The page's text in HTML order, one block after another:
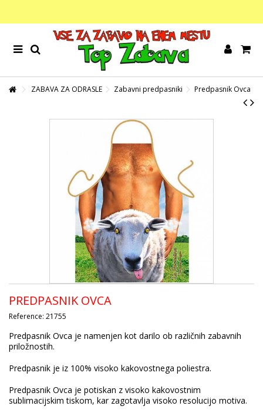
ZABAVA ZA ODRASLE Zabavni predpasniki Predpasnik Ovca
PREDPASNIK OVCA
Reference: 21755
Predpasnik Ovca je namenjen kot darilo ob različnih zabavnih
priložnostih.
Predpasnik je iz 100% visoko kakovostnega poliestra.
Predpasnik Ovca je potiskan z visoko kakovostnim
sublimacijskim tiskom, kar zagotavlja visoko resolucijo motiva.